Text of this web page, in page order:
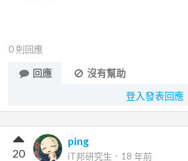
0 則回應
回應
沒有幫助
登入發表回應
ping
iT邦研究生 ． 18 年前
20